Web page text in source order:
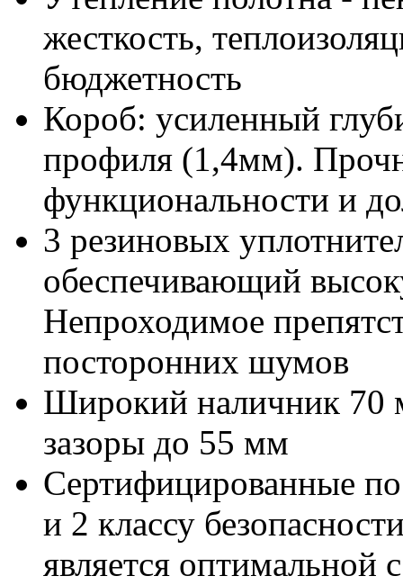
жесткость,
бюджетность
Короб: усиленный
профиля (1,4мм).
функциональности и
3 резиновых
обеспечивающий
Непроходимое
посторонних шумов
Широкий наличник 70
зазоры до 55 мм
Сертифицированные
и 2 классу
является оптимальной